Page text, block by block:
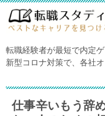
転職経験者が最短で内定
新型コロナ対策で、各社
仕事辛いもう辞